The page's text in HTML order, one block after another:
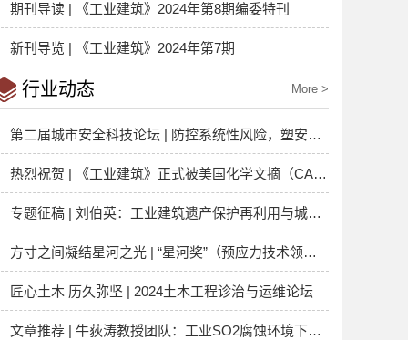
期刊导读 | 《工业建筑》2024年第8期编委特刊
新刊导览 | 《工业建筑》2024年第7期
行业动态 More >
第二届城市安全科技论坛 | 防控系统性风险，塑安全韧性城市
热烈祝贺 | 《工业建筑》正式被美国化学文摘（CAS）数据库收录
专题征稿 | 刘伯英：工业建筑遗产保护再利用与城市可持续发展
方寸之间凝结星河之光 | “星河奖”（预应力技术领域）优秀论文揭晓
匠心土木 历久弥坚 | 2024土木工程诊治与运维论坛
文章推荐 | 牛荻涛教授团队：工业SO2腐蚀环境下混凝土损伤本构模型研究